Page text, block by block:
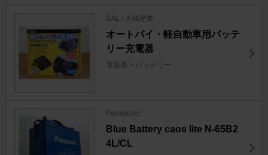
BAL / 大橋産業
オートバイ・軽自動車用バッテ
リー充電器
電装系 > バッテリー
Panasonic
Blue Battery caos lite N-65B2
4L/CL